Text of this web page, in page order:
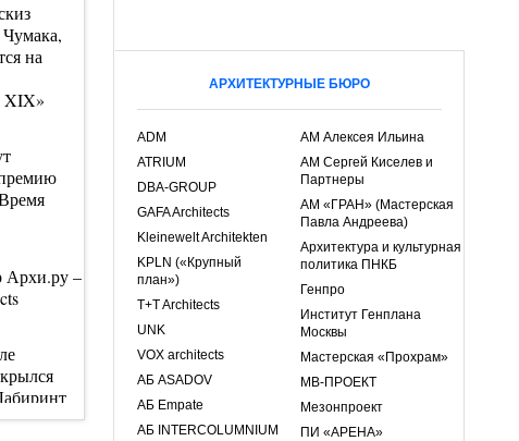
на
XIX»
Архи.ру –
Сан-
АРХИТЕКТУРНЫЕ БЮРО
ADM
ATRIUM
DBA-GROUP
GAFA Architects
Kleinewelt Architekten
KPLN («Крупный
план»)
T+T Architects
UNK
VOX architects
АБ ASADOV
АБ Empate
АБ INTERCOLUMNIUM
АМ Алексея Ильина
АМ Сергей Киселев и
Партнеры
АМ «ГРАН» (Мастерская
Павла Андреева)
Архитектура и культурная
политика ПНКБ
Генпро
Институт Генплана
Москвы
Мастерская «Прохрам»
МВ-ПРОЕКТ
Мезонпроект
ПИ «АРЕНА»